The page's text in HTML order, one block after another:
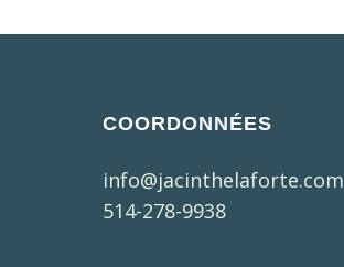
COORDONNÉES
info@jacinthelaforte.com
514-278-9938